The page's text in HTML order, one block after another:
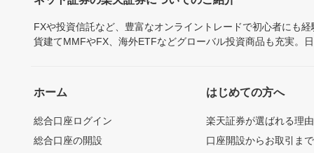
FXや投資信託など、豊富なオンライントレードで初心者にも
貨建てMMFやFX、海外ETFなどグローバル投資商品も充実。
ホーム
総合口座ログイン
総合口座の開設
はじめての方へ
楽天証券が選ばれる理由
口座開設からお取引ま